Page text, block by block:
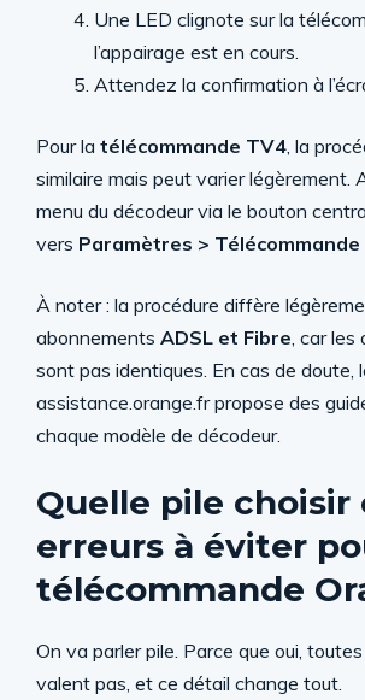
Une LED clignote sur la
l’appairage est en cours.
Attendez la confirmation à
Pour la télécommande TV4, la
similaire mais peut varier légèrement.
menu du décodeur via le bouton
vers Paramètres >
À noter : la procédure diffère
abonnements ADSL et Fibre, car les
sont pas identiques. En cas de doute,
assistance.orange.fr propose des
chaque modèle de décodeur.
Quelle pile choisir
erreurs à éviter
télécommande
On va parler pile. Parce que oui,
valent pas, et ce détail change tout.